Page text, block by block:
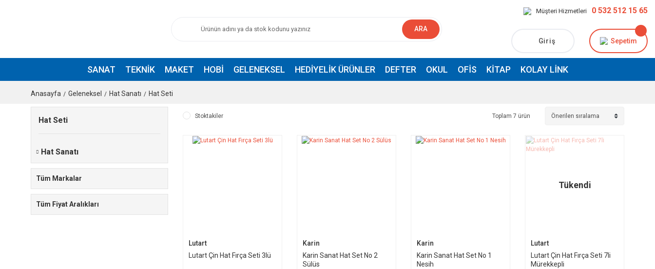
ARA
Müşteri Hizmetleri 0 532 512 15 65
Giriş Sepetim
SANAT TEKNIK MAKET HOBI GELENEKSEL HEDIYELIK ÜRÜNLER DEFTER OKUL OFIS KITAP KOLAY LINK
Anasayfa Geleneksel Hat Sanatı Hat Seti
Hat Seti
Hat Sanatı
Tüm Markalar
Tüm Fiyat Aralıkları
Stoktakiler Toplam 7 ürün
Lutart
Lutart Çin Hat Fırça Seti 3lü
Karin
Karin Sanat Hat Set No 2
Sülüs
Karin
Karin Sanat Hat Set No 1
Nesih
Tükendi
Lutart
Lutart Çin Hat Fırça Seti 7li
Mürekkepli